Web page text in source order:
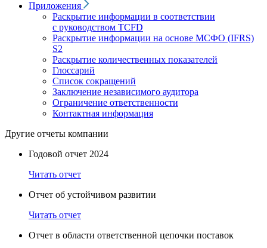
Приложения
Раскрытие информации в соответствии
с руководством TCFD
Раскрытие информации на основе МСФО (IFRS)
S2
Раскрытие количественных показателей
Глоссарий
Список сокращений
Заключение независимого аудитора
Ограничение ответственности
Контактная информация
Другие отчеты компании
Годовой отчет 2024
Читать отчет
Отчет об устойчивом развитии
Читать отчет
Отчет в области ответственной цепочки поставок